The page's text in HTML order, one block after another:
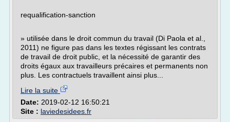
requalification-sanction
» utilisée dans le droit commun du travail (Di Paola et al.,
2011) ne figure pas dans les textes régissant les contrats
de travail de droit public, et la nécessité de garantir des
droits égaux aux travailleurs précaires et permanents non
plus. Les contractuels travaillent ainsi plus...
Lire la suite
Date: 2019-02-12 16:50:21
Site : laviedesidees.fr